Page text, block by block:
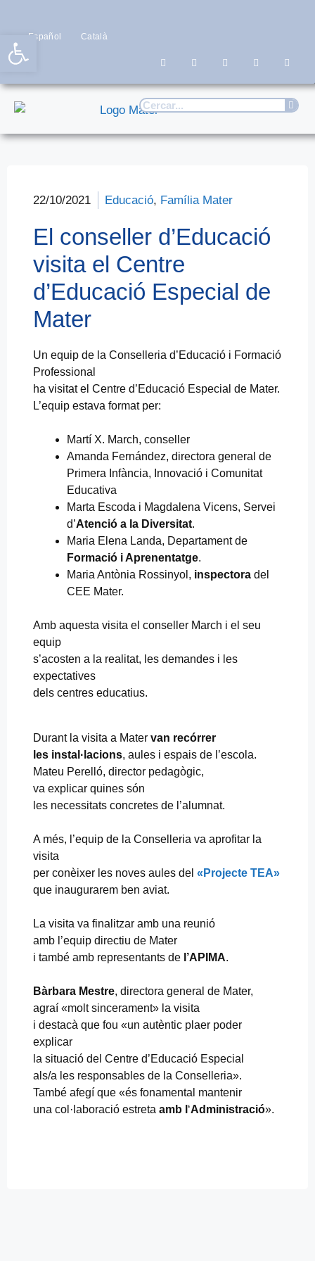
Español Català
22/10/2021 Educació, Família Mater
El conseller d’Educació
visita el Centre
d’Educació Especial de
Mater
Un equip de la Conselleria d’Educació i Formació
Professional
ha visitat el Centre d’Educació Especial de Mater.
L’equip estava format per:
Martí X. March, conseller
Amanda Fernández, directora general de
Primera Infància, Innovació i Comunitat
Educativa
Marta Escoda i Magdalena Vicens, Servei
d’Atenció a la Diversitat.
Maria Elena Landa, Departament de
Formació i Aprenentatge.
Maria Antònia Rossinyol, inspectora del
CEE Mater.
Amb aquesta visita el conseller March i el seu
equip
s’acosten a la realitat, les demandes i les
expectatives
dels centres educatius.
Durant la visita a Mater van recórrer
les instal·lacions, aules i espais de l’escola.
Mateu Perelló, director pedagògic,
va explicar quines són
les necessitats concretes de l’alumnat.
A més, l’equip de la Conselleria va aprofitar la
visita
per conèixer les noves aules del «Projecte TEA»
que inaugurarem ben aviat.
La visita va finalitzar amb una reunió
amb l’equip directiu de Mater
i també amb representants de l’APIMA.
Bàrbara Mestre, directora general de Mater,
agraí «molt sincerament» la visita
i destacà que fou «un autèntic plaer poder
explicar
la situació del Centre d’Educació Especial
als/a les responsables de la Conselleria».
També afegí que «és fonamental mantenir
una col·laboració estreta amb l ‘Administració».
Obre la barra d'eines